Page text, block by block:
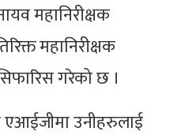
महानिरीक्षक
महानिरीक्षक
गरेको छ ।
एआईजीमा उनीहरुलाई